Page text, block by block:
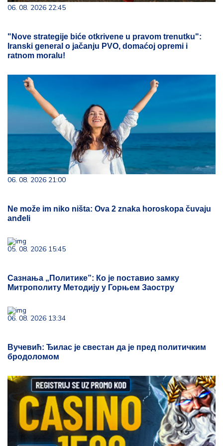
06. 08. 2026 22:45
"Nove strategije biće otkrivene u pravom trenutku":
Iranski general o jačanju PVO, domaćoj opremi i
ratnom moralu!
06. 08. 2026 21:00
Ne može im niko ništa: Ova 2 znaka horoskopa čuvaju
anđeli
05. 08. 2026 15:45
Сазнања „Политике”: Ко је поставио замку
Митрополиту Методију у Горњем Заостру
06. 08. 2026 13:34
Вучевић: Ђилас је свестан да је пред политичким
бродоломом